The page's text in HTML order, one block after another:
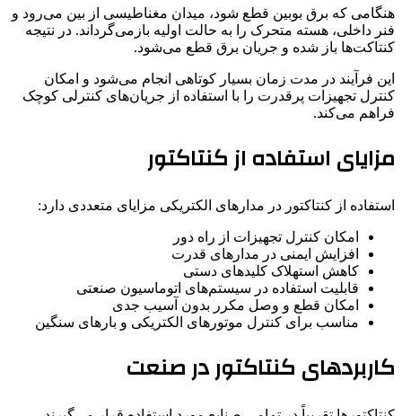
هنگامی که برق بوبین قطع شود، میدان مغناطیسی از بین می‌رود و
فنر داخلی، هسته متحرک را به حالت اولیه بازمی‌گرداند. در نتیجه
کنتاکت‌ها باز شده و جریان برق قطع می‌شود.
این فرآیند در مدت زمان بسیار کوتاهی انجام می‌شود و امکان
کنترل تجهیزات پرقدرت را با استفاده از جریان‌های کنترلی کوچک
فراهم می‌کند.
مزایای استفاده از کنتاکتور
استفاده از کنتاکتور در مدارهای الکتریکی مزایای متعددی دارد:
امکان کنترل تجهیزات از راه دور
افزایش ایمنی در مدارهای قدرت
کاهش استهلاک کلیدهای دستی
قابلیت استفاده در سیستم‌های اتوماسیون صنعتی
امکان قطع و وصل مکرر بدون آسیب جدی
مناسب برای کنترل موتورهای الکتریکی و بارهای سنگین
کاربردهای کنتاکتور در صنعت